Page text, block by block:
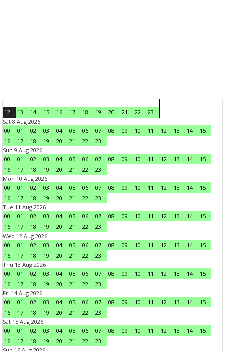
12 13 14 15 16 17 18 19 20 21 22
23
Sat 8 Aug 2026
00
01 02 03 04 05 06 07 08 09 10 11 12 13 14
15
16
17 18 19 20 21 22
23
Sun 9 Aug 2026
00
01 02 03 04 05 06 07 08 09 10 11 12 13 14
15
16
17 18 19 20 21 22
23
Mon 10 Aug 2026
00
01 02 03 04 05 06 07 08 09 10 11 12 13 14
15
16
17 18 19 20 21 22
23
Tue 11 Aug 2026
00
01 02 03 04 05 06 07 08 09 10 11 12 13 14
15
16
17 18 19 20 21 22
23
Wed 12 Aug 2026
00
01 02 03 04 05 06 07 08 09 10 11 12 13 14
15
16
17 18 19 20 21 22
23
Thu 13 Aug 2026
00
01 02 03 04 05 06 07 08 09 10 11 12 13 14
15
16
17 18 19 20 21 22
23
Fri 14 Aug 2026
00
01 02 03 04 05 06 07 08 09 10 11 12 13 14
15
16
17 18 19 20 21 22
23
Sat 15 Aug 2026
00
01 02 03 04 05 06 07 08 09 10 11 12 13 14
15
16
17 18 19 20 21 22
23